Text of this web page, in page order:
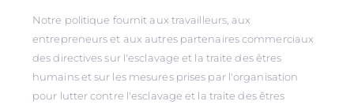
Notre politique fournit aux travailleurs, aux
entrepreneurs et aux autres partenaires commerciaux
des directives sur l'esclavage et la traite des êtres
humains et sur les mesures prises par l'organisation
pour lutter contre l'esclavage et la traite des êtres